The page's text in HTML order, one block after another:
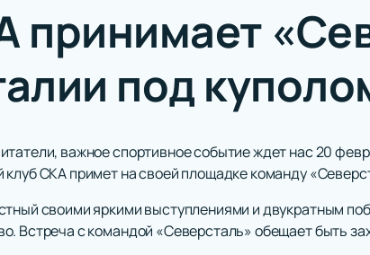
принимает
под
важное спортивное событие ждет нас 20
клуб СКА примет на своей площадке команду
своими яркими выступлениями и двукратным
Встреча с командой «Северсталь» обещает быть